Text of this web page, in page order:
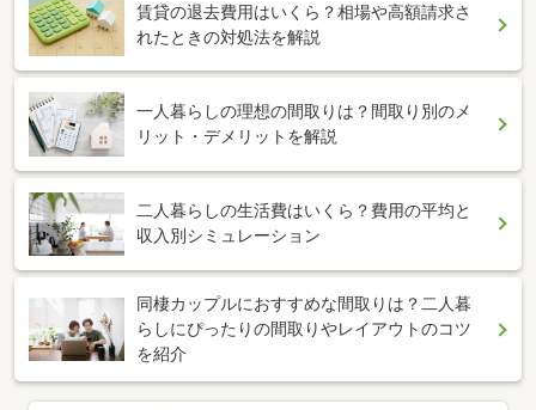
賃貸の退去費用はいくら？相場や高額請求さ
れたときの対処法を解説
一人暮らしの理想の間取りは？間取り別のメ
リット・デメリットを解説
二人暮らしの生活費はいくら？費用の平均と
収入別シミュレーション
同棲カップルにおすすめな間取りは？二人暮
らしにぴったりの間取りやレイアウトのコツ
を紹介